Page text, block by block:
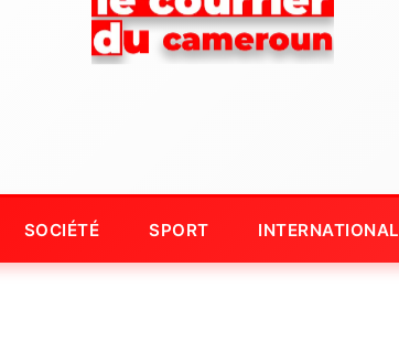
SOCIÉTÉ SPORT INTERNATIONAL